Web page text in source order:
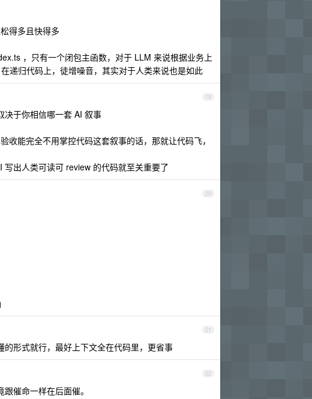
得多且快得多
，只有一个闭包主函数，对于 LLM 来说根据业务上
递归代码上，徒增噪音，其实对于人类来说也是如此
19
决于你相信哪一套 AI 叙事
能完全不用掌控代码这套叙事的话，那就让代码飞，
出人类可读可 review 的代码就至关重要了
20
21
形式就行，最好上下文全在代码里，更省事
22
催命一样在后面催。